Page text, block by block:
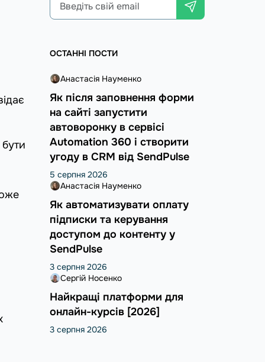
ОСТАННІ ПОСТИ
Анастасія Науменко
Як після заповнення форми
на сайті запустити
автоворонку в сервісі
Automation 360 і створити
угоду в CRM від SendPulse
5 серпня 2026
Анастасія Науменко
Як автоматизувати оплату
підписки та керування
доступом до контенту у
SendPulse
3 серпня 2026
Сергій Носенко
Найкращі платформи для
онлайн-курсів [2026]
3 серпня 2026